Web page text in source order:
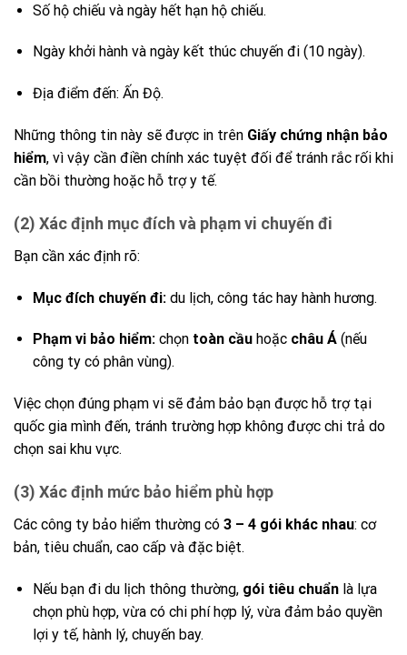
Số hộ chiếu và ngày hết hạn hộ chiếu.
Ngày khởi hành và ngày kết thúc chuyến đi (10 ngày).
Địa điểm đến: Ấn Độ.
Những thông tin này sẽ được in trên Giấy chứng nhận bảo
hiểm, vì vậy cần điền chính xác tuyệt đối để tránh rắc rối khi
cần bồi thường hoặc hỗ trợ y tế.
(2) Xác định mục đích và phạm vi chuyến đi
Bạn cần xác định rõ:
Mục đích chuyến đi:du lịch, công tác hay hành hương.
Phạm vi bảo hiểm:chọn toàn cầuhoặc châu Á(nếu
công ty có phân vùng).
Việc chọn đúng phạm vi sẽ đảm bảo bạn được hỗ trợ tại
quốc gia mình đến, tránh trường hợp không được chi trả do
chọn sai khu vực.
(3) Xác định mức bảo hiểm phù hợp
Các công ty bảo hiểm thường có 3 – 4 gói khác nhau: cơ
bản, tiêu chuẩn, cao cấp và đặc biệt.
Nếu bạn đi du lịch thông thường, gói tiêu chuẩnlà lựa
chọn phù hợp, vừa có chi phí hợp lý, vừa đảm bảo quyền
lợi y tế, hành lý, chuyến bay.